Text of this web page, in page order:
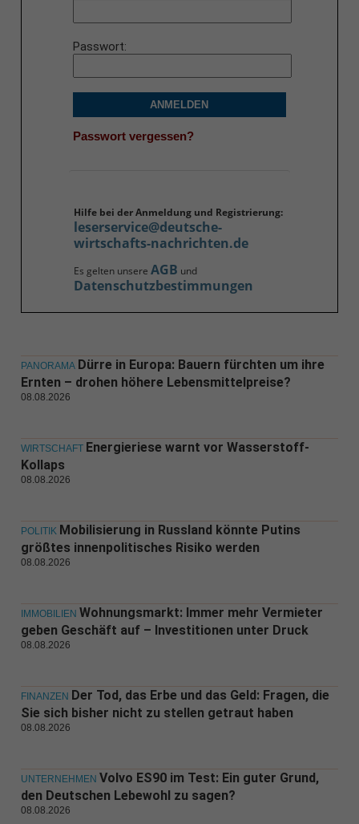
Passwort
ANMELDEN
Passwort vergessen?
Hilfe bei der Anmeldung und Registrierung:
leserservice@deutsche-
wirtschafts-nachrichten.de
Es gelten unsere AGB und
Datenschutzbestimmungen
PANORAMA Dürre in Europa: Bauern fürchten um ihre
Ernten – drohen höhere Lebensmittelpreise?
08.08.2026
WIRTSCHAFT Energieriese warnt vor Wasserstoff-
Kollaps
08.08.2026
POLITIK Mobilisierung in Russland könnte Putins
größtes innenpolitisches Risiko werden
08.08.2026
IMMOBILIEN Wohnungsmarkt: Immer mehr Vermieter
geben Geschäft auf – Investitionen unter Druck
08.08.2026
FINANZEN Der Tod, das Erbe und das Geld: Fragen, die
Sie sich bisher nicht zu stellen getraut haben
08.08.2026
UNTERNEHMEN Volvo ES90 im Test: Ein guter Grund,
den Deutschen Lebewohl zu sagen?
08.08.2026